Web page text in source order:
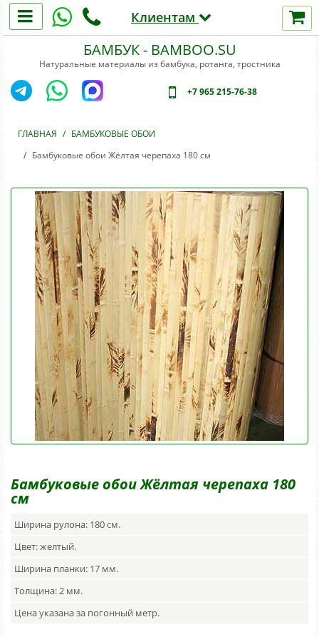
Ротанг
Стволы
Половинки
бамбука
Бамбуковые
Планки
рейки
Манильские
канаты
Кокосовые
канаты
Мозаика
кокосовая
Светильники
Пальмовое
полотно
Фотогалерея
Клиентам
Контакты
Доставка
Оплата
БАМБУК - BAMBOO.SU
Натуральные материалы из бамбука, ротанга, тростника
+7 965 215-76-38
ГЛАВНАЯ / БАМБУКОВЫЕ ОБОИ
/ Бамбуковые обои Жёлтая черепаха 180 см
Бамбуковые обои Жёлтая черепаха 180
см
Ширина рулона: 180 см.
Цвет: желтый.
Ширина планки: 17 мм.
Толщина: 2 мм.
Цена указана за погонный метр.